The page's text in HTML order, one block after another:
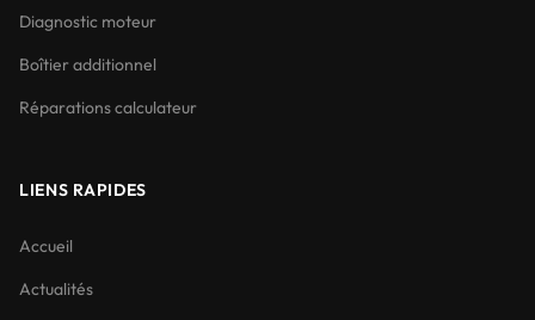
Diagnostic moteur
Boîtier additionnel
Réparations calculateur
LIENS RAPIDES
Accueil
Actualités